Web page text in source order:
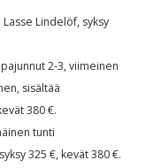
Lasse Lindelöf, syksy
2-3, viimeinen
sisältää
380 €.
tunti
325 €, kevät 380 €.